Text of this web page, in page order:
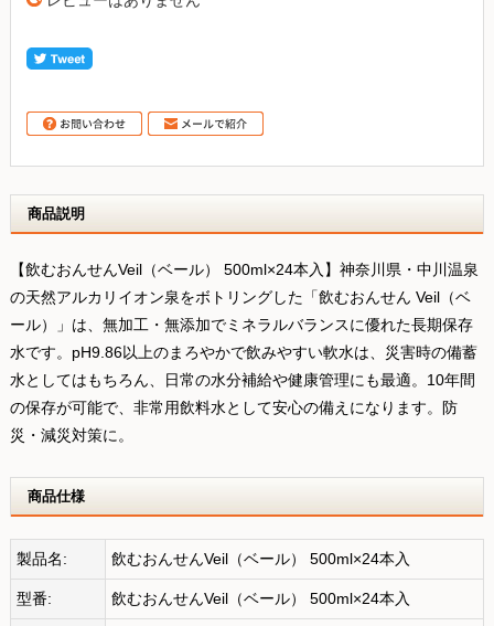
商品説明
【飲むおんせんVeil（ベール） 500ml×24本入】神奈川県・中川温泉
の天然アルカリイオン泉をボトリングした「飲むおんせん Veil（ベ
ール）」は、無加工・無添加でミネラルバランスに優れた長期保存
水です。pH9.86以上のまろやかで飲みやすい軟水は、災害時の備蓄
水としてはもちろん、日常の水分補給や健康管理にも最適。10年間
の保存が可能で、非常用飲料水として安心の備えになります。防
災・減災対策に。
商品仕様
製品名: 飲むおんせんVeil（ベール） 500ml×24本入
型番: 飲むおんせんVeil（ベール） 500ml×24本入